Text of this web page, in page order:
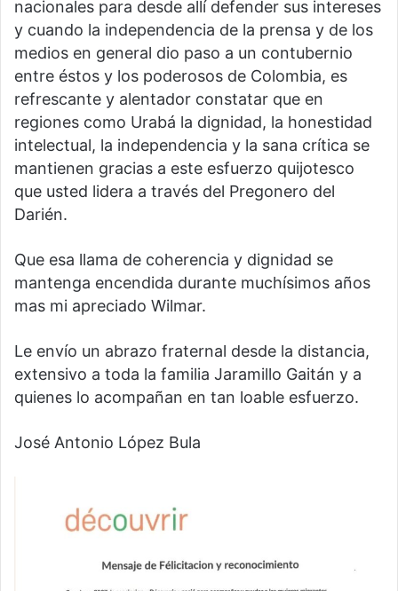
nacionales para desde allí defender sus intereses
y cuando la independencia de la prensa y de los
medios en general dio paso a un contubernio
entre éstos y los poderosos de Colombia, es
refrescante y alentador constatar que en
regiones como Urabá la dignidad, la honestidad
intelectual, la independencia y la sana crítica se
mantienen gracias a este esfuerzo quijotesco
que usted lidera a través del Pregonero del
Darién.
Que esa llama de coherencia y dignidad se
mantenga encendida durante muchísimos años
mas mi apreciado Wilmar.
Le envío un abrazo fraternal desde la distancia,
extensivo a toda la familia Jaramillo Gaitán y a
quienes lo acompañan en tan loable esfuerzo.
José Antonio López Bula